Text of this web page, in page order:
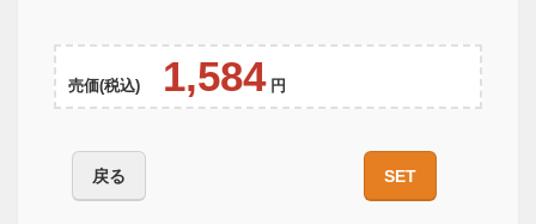
売価(税込) 1,584 円
戻る SET